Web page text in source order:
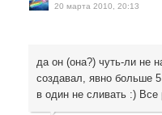
20 марта 2010, 20:13
да он (она?) чуть-ли не
создавал, явно больше
в один не сливать :)